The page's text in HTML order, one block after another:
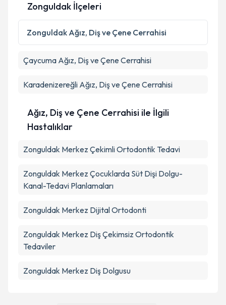
Kişisel verilerimin işlenmesine ilişkinAydınlatma
Metni
'ni okudum ve kişisel verilerimin belirtilen
kapsamda işlenmesini kabul ediyorum.
Zonguldak İlçeleri
Zonguldak Ağız, Diş ve Çene Cerrahisi
Çaycuma Ağız, Diş ve Çene Cerrahisi
Karadenizereğli Ağız, Diş ve Çene Cerrahisi
Ağız, Diş ve Çene Cerrahisi ile İlgili
Hastalıklar
Zonguldak Merkez Çekimli Ortodontik Tedavi
Zonguldak Merkez Çocuklarda Süt Dişi Dolgu-
Kanal-Tedavi Planlamaları
Zonguldak Merkez Dijital Ortodonti
Zonguldak Merkez Diş Çekimsiz Ortodontik
Tedaviler
Zonguldak Merkez Diş Dolgusu